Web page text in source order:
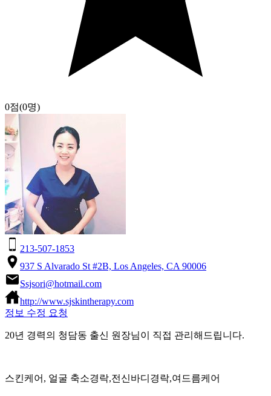
0점(0명)
213-507-1853
937 S Alvarado St #2B, Los Angeles, CA 90006
Ssjsori@hotmail.com
http://www.sjskintherapy.com
정보 수정 요청
20년 경력의 청담동 출신 원장님이 직접 관리해드립니다.
스킨케어, 얼굴 축소경락,전신바디경락,여드름케어